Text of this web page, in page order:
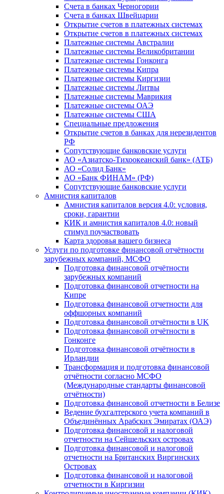
Счета в банках Черногории
Счета в банках Швейцарии
Открытие счетов в платежных системах
Открытие счетов в платежных системах
Платежные системы Австралии
Платежные системы Великобритании
Платежные системы Гонконга
Платежные системы Кипра
Платежные системы Киргизии
Платежные системы Литвы
Платежные системы Маврикия
Платежные системы ОАЭ
Платежные системы США
Специальные предложения
Открытие счетов в банках для нерезидентов
РФ
Сопутствующие банковские услуги
АО «Азиатско-Тихоокеанский банк» (АТБ)
АО «Солид Банк»
АО «Банк ФИНАМ» (РФ)
Сопутствующие банковские услуги
Амнистия капиталов
Амнистия капиталов версия 4.0: условия,
сроки, гарантии
КИК и амнистия капиталов 4.0: новый
стимул поучаствовать
Карта здоровья вашего бизнеса
Услуги по подготовке финансовой отчётности
зарубежных компаний, МСФО
Подготовка финансовой отчётности
зарубежных компаний
Подготовка финансовой отчетности на
Кипре
Подготовка финансовой отчетности для
оффшорных компаний
Подготовка финансовой отчётности в UK
Подготовка финансовой отчётности в
Гонконге
Подготовка финансовой отчётности в
Ирландии
Трансформация и подготовка финансовой
отчётности согласно МСФО
(Международные стандарты финансовой
отчётности)
Подготовка финансовой отчетности в Белизе
Ведение бухгалтерского учета компаний в
Объединённых Арабских Эмиратах (ОАЭ)
Подготовка финансовой и налоговой
отчетности на Сейшельских островах
Подготовка финансовой и налоговой
отчетности на Британских Виргинских
Островах
Подготовка финансовой и налоговой
отчетности в Киргизии